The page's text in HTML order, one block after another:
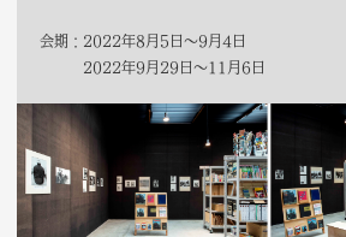
会期：2022年8月5日～9月4日
2022年9月29日～11月6日